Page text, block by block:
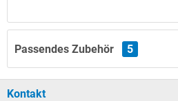
Passendes Zubehör 5
Kontakt